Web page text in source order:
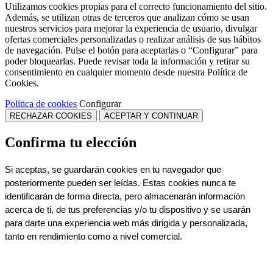
Utilizamos cookies propias para el correcto funcionamiento del sitio.
Además, se utilizan otras de terceros que analizan cómo se usan
nuestros servicios para mejorar la experiencia de usuario, divulgar
ofertas comerciales personalizadas o realizar análisis de sus hábitos
de navegación. Pulse el botón para aceptarlas o “Configurar” para
poder bloquearlas. Puede revisar toda la información y retirar su
consentimiento en cualquier momento desde nuestra Política de
Cookies.
Política de cookies Configurar
RECHAZAR COOKIES ACEPTAR Y CONTINUAR
Confirma tu elección
Si aceptas, se guardarán cookies en tu navegador que
posteriormente pueden ser leídas. Estas cookies nunca te
identificarán de forma directa, pero almacenarán información
acerca de ti, de tus preferencias y/o tu dispositivo y se usarán
para darte una experiencia web más dirigida y personalizada,
tanto en rendimiento como a nivel comercial.